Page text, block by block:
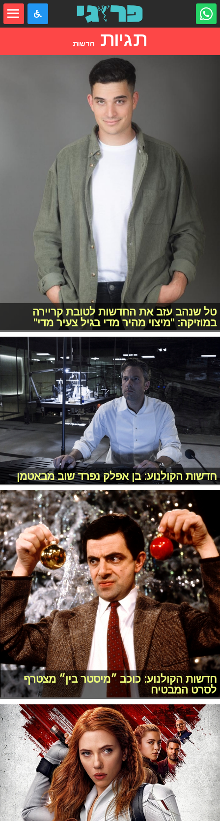
תגיות חדשות
טל שנהב עזב את החדשות לטובת קריירה
במוזיקה: "מיצוי מהיר מדי בגיל צעיר מדי"
חדשות הקולנוע: בן אפלק נפרד שוב מבאטמן
חדשות הקולנוע: כוכב ״מיסטר בין״ מצטרף
לסרט המבטיח